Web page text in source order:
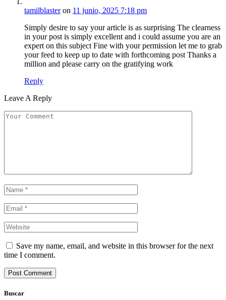
tamilblasteron 11 junio, 2025 7:18 pm
Simply desire to say your article is as surprising The clearness
in your post is simply excellent and i could assume you are an
expert on this subject Fine with your permission let me to grab
your feed to keep up to date with forthcoming post Thanks a
million and please carry on the gratifying work
Reply
Leave A Reply
Save my name, email, and website in this browser for the next
time I comment.
Buscar